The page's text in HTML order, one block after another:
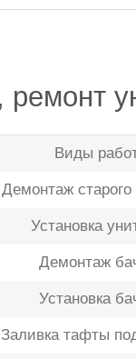
ремонт
Виды
Демонтаж старого
Установка
Демонтаж
Установка
Заливка тафты